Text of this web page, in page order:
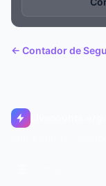
← Contador de